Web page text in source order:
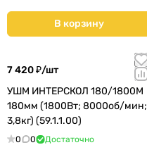
В корзину
7 420 ₽/шт
УШМ ИНТЕРСКОЛ 180/1800М
180мм (1800Вт; 8000об/мин;
3,8кг) (59.1.1.00)
0 0 Достаточно